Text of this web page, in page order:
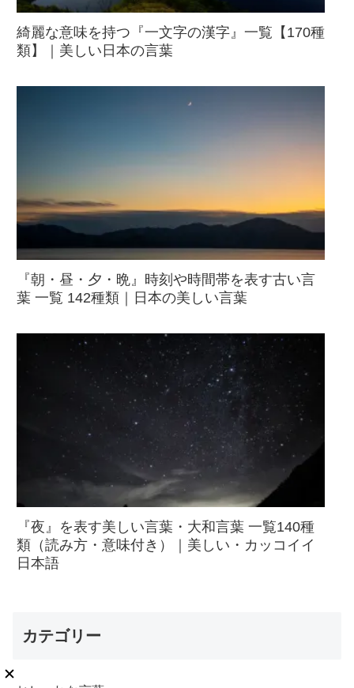
綺麗な意味を持つ『一文字の漢字』一覧【170種
類】｜美しい日本の言葉
『朝・昼・夕・晩』時刻や時間帯を表す古い言
葉 一覧 142種類｜日本の美しい言葉
『夜』を表す美しい言葉・大和言葉 一覧140種
類（読み方・意味付き）｜美しい・カッコイイ
日本語
カテゴリー